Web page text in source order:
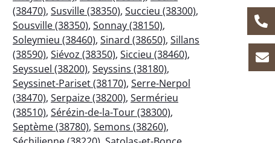
(38470), Susville (38350), Succieu (38300),
Sousville (38350), Sonnay (38150),
Soleymieu (38460), Sinard (38650), Sillans
(38590), Siévoz (38350), Siccieu (38460),
Seyssuel (38200), Seyssins (38180),
Seyssinet-Pariset (38170), Serre-Nerpol
(38470), Serpaize (38200), Sermérieu
(38510), Sérézin-de-la-Tour (38300),
Septème (38780), Semons (38260),